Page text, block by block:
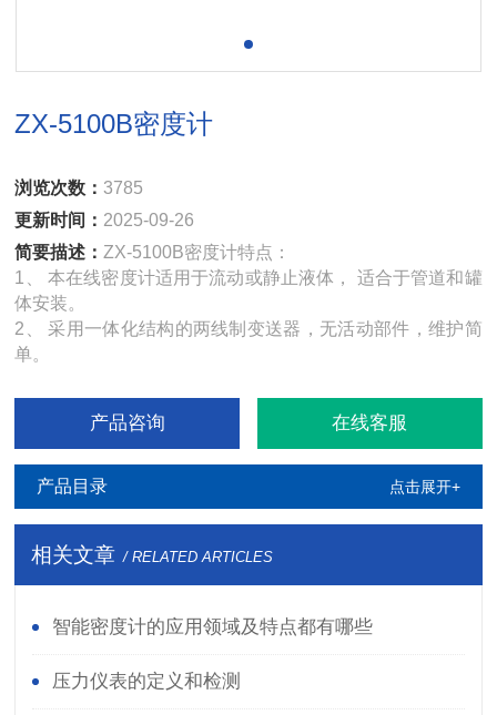
ZX-5100B密度计
浏览次数：3785
更新时间： 2025-09-26
简要描述： ZX-5100B密度计特点：
1、 本在线密度计适用于流动或静止液体， 适合于管道和罐
体安装。
2、 采用一体化结构的两线制变送器，无活动部件，维护简
单。
产品咨询 在线客服
产品目录 点击展开+
相关文章 / RELATED ARTICLES
智能密度计的应用领域及特点都有哪些
压力仪表的定义和检测